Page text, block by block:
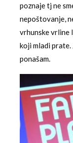
poznaje tj ne
nepoštovanje,
vrhunske vrline
koji mladi prate.
ponašam.